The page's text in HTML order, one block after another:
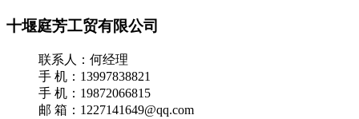
十堰庭芳工贸有限公司
联系人：何经理
手 机：13997838821
手 机：19872066815
邮 箱：1227141649@qq.com